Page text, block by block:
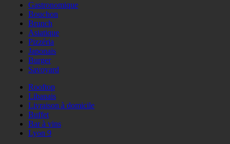
Gastronomique
Bouchon
Brunch
Asiatique
Pizzéria
Japonais
Burger
Savoyard
Rooftop
Libanais
Livraison à domicile
Buffet
Bar à vins
Lyon 9